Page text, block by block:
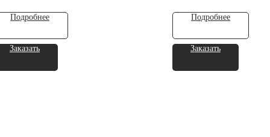
Подробнее
Заказать
Подробнее
Заказать